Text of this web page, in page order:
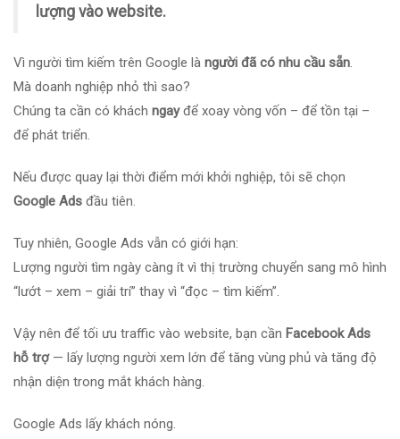
lượng vào website.
Vì người tìm kiếm trên Google là người đã có nhu cầu sẵn.
Mà doanh nghiệp nhỏ thì sao?
Chúng ta cần có khách ngayđể xoay vòng vốn – để tồn tại –
để phát triển.
Nếu được quay lại thời điểm mới khởi nghiệp, tôi sẽ chọn
Google Ads đầu tiên.
Tuy nhiên, Google Ads vẫn có giới hạn:
Lượng người tìm ngày càng ít vì thị trường chuyển sang mô hình
“lướt – xem – giải trí” thay vì “đọc – tìm kiếm”.
Vậy nên để tối ưu traffic vào website, bạn cần Facebook Ads
hỗ trợ— lấy lượng người xem lớn để tăng vùng phủ và tăng độ
nhận diện trong mắt khách hàng.
Google Ads lấy khách nóng.